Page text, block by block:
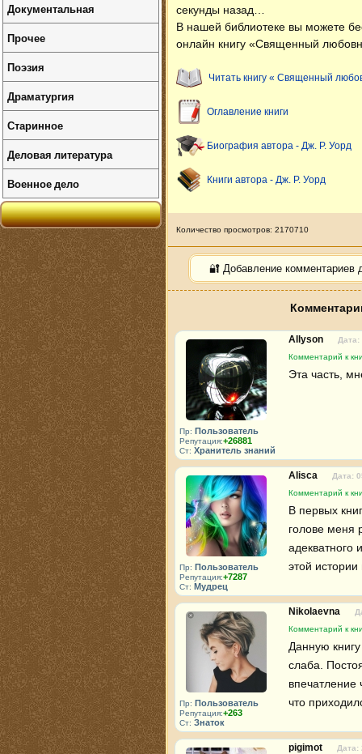
секунды назад…
В нашей библиотеке вы можете
онлайн книгу «Священный
Читать книгу « Священный
Оглавление книги
Биография автора - Дж. Р. Уорд
Книги автора - Дж. Р. Уорд
Количество просмотров: 2170710
🔐 Добавление комментариев
Пр: Пользователь
Репутация:+26881
Ст: Хранитель знаний
Allyson
Дата:
Комментарий к
Эта часть,
Пр: Пользователь
Репутация:+7287
Ст: Мудрец
Alisca
Дата:
Комментарий к
В первых
голове меня
адекватного
этой
Пр: Пользователь
Репутация:+263
Ст: Знаток
Nikolaevna
Комментарий к
Данную
слаба.
впечатление
что
pigimot
Дата:
Документальная
Прочее
Поэзия
Драматургия
Старинное
Деловая литература
Военное дело